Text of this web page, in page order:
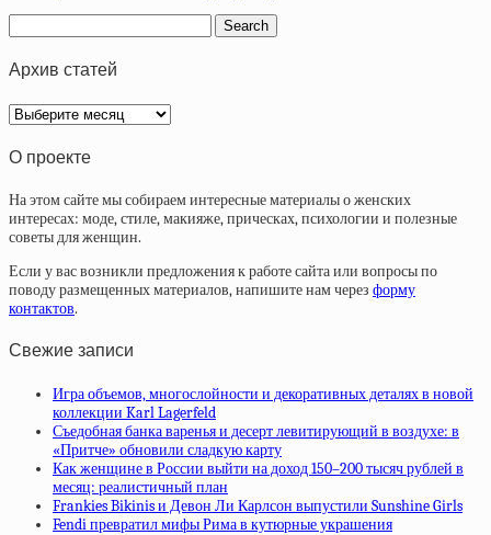
Архив статей
Архив
статей
О проекте
На этом сайте мы собираем интересные материалы о женских
интересах: моде, стиле, макияже, прическах, психологии и полезные
советы для женщин.
Если у вас возникли предложения к работе сайта или вопросы по
поводу размещенных материалов, напишите нам через форму
контактов.
Свежие записи
Игра объемов, многослойности и декоративных деталях в новой
коллекции Karl Lagerfeld
Съедобная банка варенья и десерт левитирующий в воздухе: в
«Притче» обновили сладкую карту
Как женщине в России выйти на доход 150–200 тысяч рублей в
месяц: реалистичный план
Frankies Bikinis и Девон Ли Карлсон выпустили Sunshine Girls
Fendi превратил мифы Рима в кутюрные украшения